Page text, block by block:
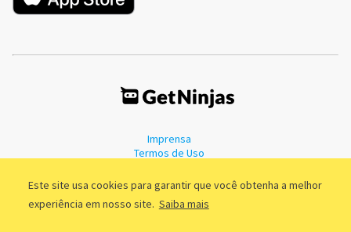
Este site usa cookies para garantir que você obtenha a melhor
experiência em nosso site. Saiba mais
Imprensa
Termos de Uso